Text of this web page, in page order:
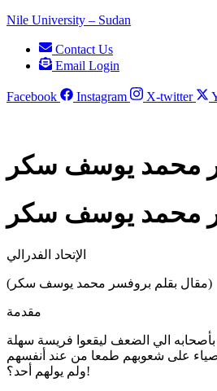
Nile University – Sudan
Contact Us
Email Login
Facebook Instagram X-twitter
محمد يوسف سكر
محمد يوسف سكر
الإتحاد الفدرالي
(مقال بقلم بروفسر محمد يوسف سكر)
مقدمة
بأصحابه الي الضعف ليقعوا فريسة سهلة
أوصياء على شعوبهم طمعا من عند أنفسهم
ولم يولهم أحد؟!